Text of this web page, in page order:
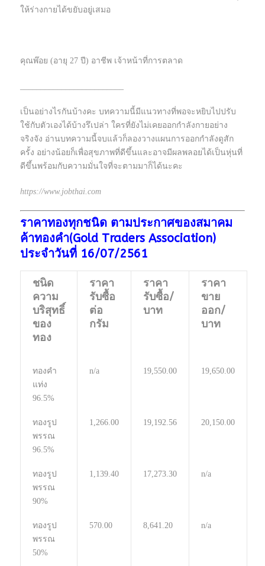
ให้ร่างกายได้ขยับอยู่เสมอ
คุณพ๊อย (อายุ 27 ปี) อาชีพ เจ้าหน้าที่การตลาด
เป็นอย่างไรกันบ้างคะ บทความนี้มีแนวทางที่พอจะหยิบไปปรับ
ใช้กับตัวเองได้บ้างรึเปล่า ใครที่ยังไม่เคยออกกำลังกายอย่าง
จริงจัง อ่านบทความนี้จบแล้วก็ลองวางแผนการออกกำลังดูสัก
ครั้ง อย่างน้อยก็เพื่อสุขภาพที่ดีขึ้นและอาจมีผลพลอยได้เป็นหุ่นที่
ดีขึ้นพร้อมกับความมั่นใจที่จะตามมาก็ได้นะคะ
https://www.jobthai.com
ราคาทองทุกชนิด ตามประกาศของสมาคม
ค้าทองคำ(Gold Traders Association)
ประจำวันที่ 16/07/2561
ชนิด
ความ
บริสุทธิ์
ของ
ทอง
ราคา
รับซื้อ
ต่อ
กรัม
ราคา
รับซื้อ/
บาท
ราคา
ขาย
ออก/
บาท
ทองคำ
แท่ง
96.5%
n/a 19,550.00 19,650.00
ทองรูป
พรรณ
96.5%
1,266.00 19,192.56 20,150.00
ทองรูป
พรรณ
90%
1,139.40 17,273.30 n/a
ทองรูป
พรรณ
50%
570.00 8,641.20 n/a